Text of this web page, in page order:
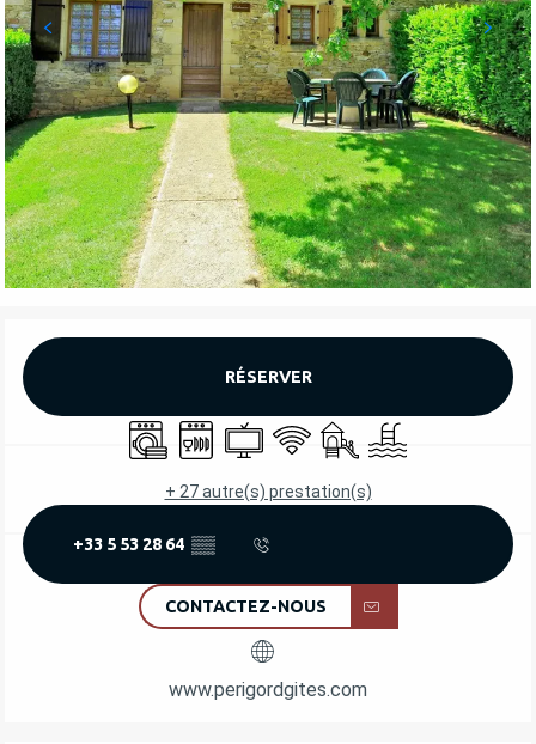
OUVERTURE ET COORDONNÉES
RÉSERVER
Lave lingeLave vaisselle
Télévision
WiFi Jeux pour enfants /
Piscine
+ 27 autre(s) prestation(s)
+33 5 53 28 64 ▒▒
CONTACTEZ-NOUS
www.perigordgites.com